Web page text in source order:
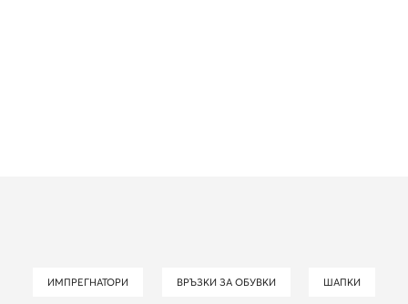
ИМПРЕГНАТОРИ ВРЪЗКИ ЗА ОБУВКИ ШАПКИ